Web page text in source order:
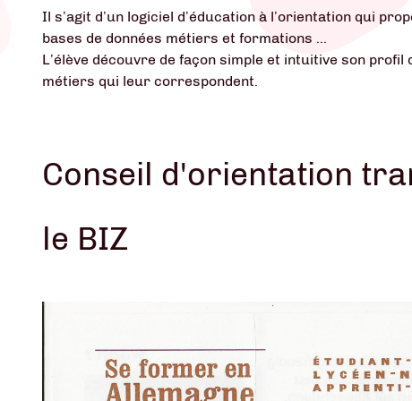
Il s’agit d’un logiciel d’éducation à l’orientation qui
bases de données métiers et formations ...
L’élève découvre de façon simple et intuitive son
métiers qui leur correspondent.
Conseil d'orientation
le BIZ